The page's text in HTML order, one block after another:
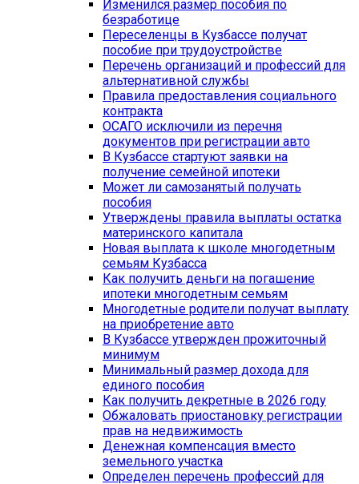
Изменился размер пособия по
безработице
Переселенцы в Кузбассе получат
пособие при трудоустройстве
Перечень организаций и профессий для
альтернативной службы
Правила предоставления социального
контракта
ОСАГО исключили из перечня
документов при регистрации авто
В Кузбассе стартуют заявки на
получение семейной ипотеки
Может ли самозанятый получать
пособия
Утверждены правила выплаты остатка
материнского капитала
Новая выплата к школе многодетным
семьям Кузбасса
Как получить деньги на погашение
ипотеки многодетным семьям
Многодетные родители получат выплату
на приобретение авто
В Кузбассе утвержден прожиточный
минимум
Минимальный размер дохода для
единого пособия
Как получить декретные в 2026 году
Обжаловать приостановку регистрации
прав на недвижимость
Денежная компенсация вместо
земельного участка
Определен перечень профессий для